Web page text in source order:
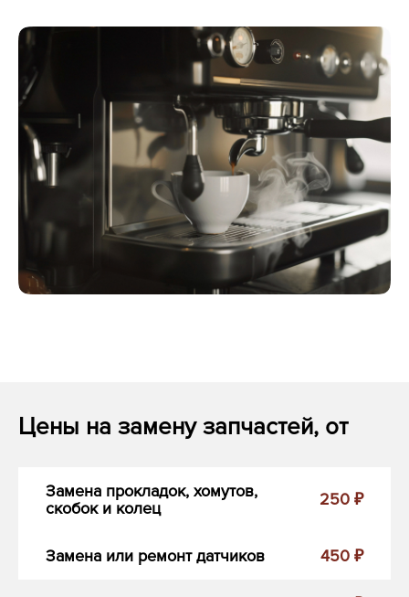
Цены на замену запчастей, от
Замена прокладок, хомутов,
скобок и колец
250 ₽
Замена или ремонт датчиков 450 ₽